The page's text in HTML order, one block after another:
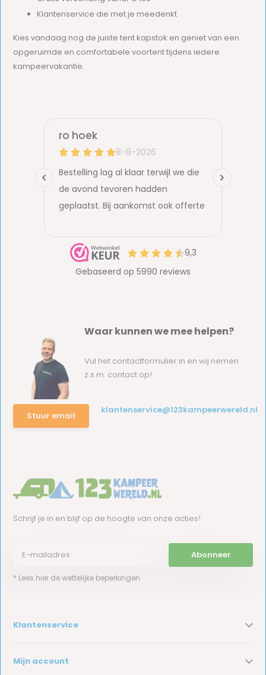
Klantenservice die met je meedenkt
Kies vandaag nog de juiste tent kapstok en geniet van een
opgeruimde en comfortabele voortent tijdens iedere
kampeervakantie.
Waar kunnen we mee helpen?
Vul het contactformulier in en wij nemen
z.s.m. contact op!
Stuur email
klantenservice@123kampeerwereld.nl
Schrijf je in en blijf op de hoogte van onze acties!
Abonneer
* Lees hier de wettelijke beperkingen
Klantenservice
Mijn account